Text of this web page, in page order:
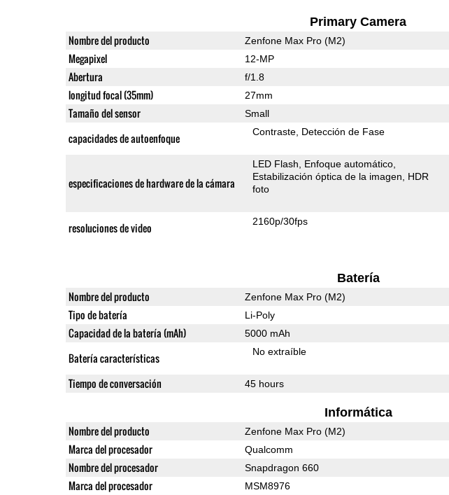
Primary Camera
Nombre del producto Zenfone Max Pro (M2)
Megapixel 12-MP
Abertura f/1.8
longitud focal (35mm) 27mm
Tamaño del sensor Small
capacidades de autoenfoque Contraste Detección de Fase
especificaciones de hardware de la cámara
LED Flash
Enfoque automático
Estabilización óptica de la imagen
HDR
foto
resoluciones de video 2160p/30fps
Batería
Nombre del producto Zenfone Max Pro (M2)
Tipo de batería Li-Poly
Capacidad de la batería (mAh) 5000 mAh
Batería características No extraíble
Tiempo de conversación 45 hours
Informática
Nombre del producto Zenfone Max Pro (M2)
Marca del procesador Qualcomm
Nombre del procesador Snapdragon 660
Marca del procesador MSM8976